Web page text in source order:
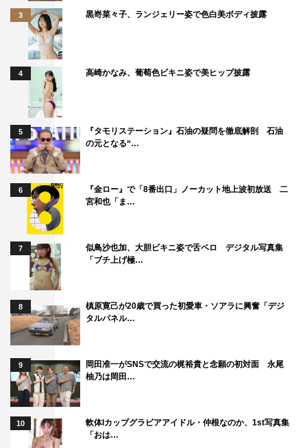
3 黒嵜菜々子、ランジェリー姿で色白美ボディ披露
4 高崎かなみ、葡萄色ビキニ姿で美ヒップ披露
5
『タモリステーション』石油の疑問を徹底解剖 石油
の元となる“…
6
『金ロー』で「8番出口」ノーカット地上波初放送 二
宮和也「ま…
7
似鳥沙也加、大胆ビキニ姿で舌ペロ デジタル写真集
「ブチ上げ極…
8
槙原寛己が20歳で買った初愛車・ソアラに興奮「デジ
タルパネル…
9
岡田准一がSNSで交流の梶裕貴と念願の初対面 永尾
柚乃は岡田…
10
軟体Iカップグラビアアイドル・仲根なのか、1st写真集
「おは…